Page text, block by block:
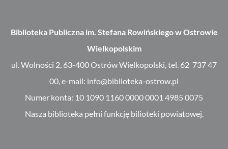
Biblioteka Publiczna im. Stefana Rowińskiego w Ostrowie
Wielkopolskim
ul. Wolności 2, 63-400 Ostrów Wielkopolski, tel. 62 737 47
00, e-mail: info@biblioteka-ostrow.pl
Numer konta: 10 1090 1160 0000 0001 4985 0075
Nasza biblioteka pełni funkcję bilioteki powiatowej.